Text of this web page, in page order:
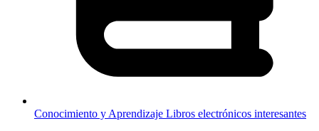
Conocimiento y Aprendizaje Libros electrónicos interesantes